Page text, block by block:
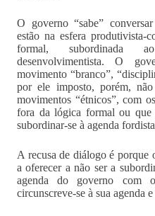
O governo “sabe”
estão na esfera produtivista-
formal, subordinada
desenvolvimentista. O
movimento “branco”,
por ele imposto, porém,
movimentos “étnicos”, com
fora da lógica formal ou que
subordinar-se à agenda
A recusa de diálogo é porque
a oferecer a não ser a
agenda do governo com
circunscreve-se à sua agenda